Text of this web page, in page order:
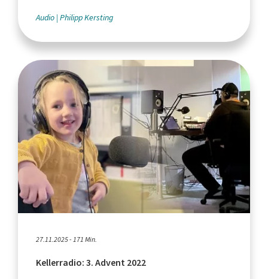
Audio Philipp Kersting
27.11.2025 - 171 Min.
Kellerradio: 3. Advent 2022